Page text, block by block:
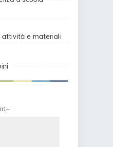
attività e materiali
–